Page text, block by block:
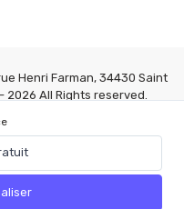
Henri Farman, 34430 Saint
2026 All Rights reserved.
|FAQ|Gérer les cookies